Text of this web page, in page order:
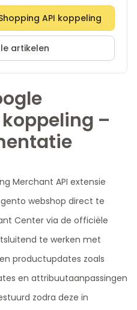
API koppeling
artikelen
–
Merchant API extensie
webshop direct te
Center via de officiële
te werken met
productupdates zoals
en attribuutaanpassingen
zodra deze in